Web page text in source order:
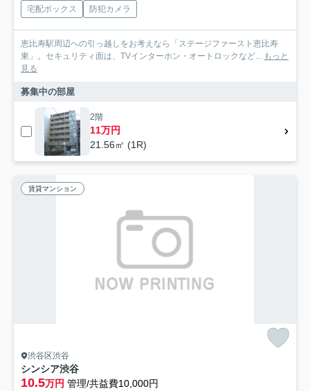
宅配ボックス 防犯カメラ
恵比寿駅周辺への引っ越しをお考えなら「ステージファースト恵比寿
東」。セキュリティ面は、TVインターホン・オートロックなど... もっと
見る
募集中の部屋
2階
11万円
21.56㎡ (1R)
賃貸マンション
渋谷区渋谷
シンシア渋谷
10.5万円 管理/共益費10,000円